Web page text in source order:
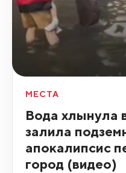
МЕСТА
Вода хлынула
залила
апокалипсис
город (видео)